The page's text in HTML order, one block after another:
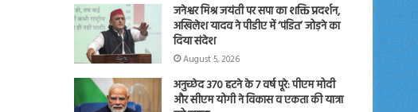
जनेश्वर मिश्र जयंती पर सपा का शक्ति प्रदर्शन,
अखिलेश यादव ने पीडीए में ‘पंडित’ जोड़ने का
दिया संदेश
August 5, 2026
अनुच्छेद 370 हटने के 7 वर्ष पूरे: पीएम मोदी
और सीएम योगी ने विकास व एकता की यात्रा